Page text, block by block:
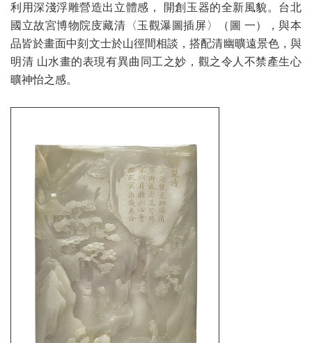
利用深淺浮雕營造出立體感， 開創玉器的全新風貌。台北
國立故宮博物院庋藏清〈玉觀瀑圖插屏〉（圖 一），與本
品皆於畫面中刻文士於山徑間相談，搭配清幽曠遠景色，與
明清 山水畫的表現有異曲同工之妙，觀之令人不禁產生心
曠神怡之感。